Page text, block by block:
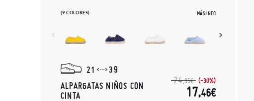
(9 COLORES) MÁS INFO
21
39
ALPARGATAS NIÑOS CON
CINTA
24,95€ (-30%)
17,46€